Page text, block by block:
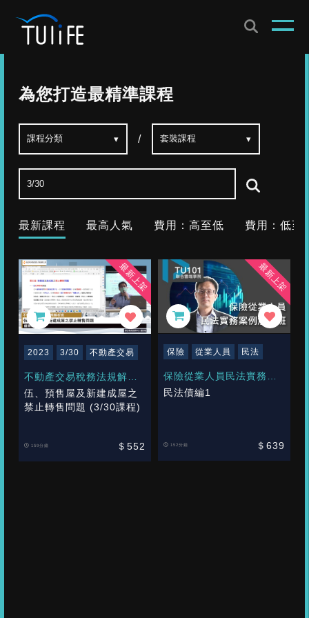
為您打造最精準課程
/
最新課程 最高人氣 費用：高至低 費用：低至
最新上架
2023 3/30 不動產交易
不動產交易稅務法規解析
班 鍾華峰
伍、預售屋及新建成屋之
禁止轉售問題 (3/30課程)
159分鐘 ＄552
最新上架
保險 從業人員 民法
保險從業人員民法實務及
案例解析班
民法債編1
152分鐘 ＄639